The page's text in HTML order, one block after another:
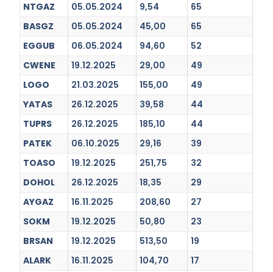
NTGAZ
05.05.2024 9,54
65
BASGZ
05.05.2024 45,00
65
EGGUB
06.05.2024 94,60
52
CWENE
19.12.2025 29,00
49
LOGO
21.03.2025 155,00
49
YATAS
26.12.2025 39,58
44
TUPRS
26.12.2025 185,10
44
PATEK
06.10.2025 29,16
39
TOASO
19.12.2025 251,75
32
DOHOL
26.12.2025 18,35
29
AYGAZ
16.11.2025 208,60
27
SOKM
19.12.2025 50,80
23
BRSAN
19.12.2025 513,50
19
ALARK
16.11.2025 104,70
17